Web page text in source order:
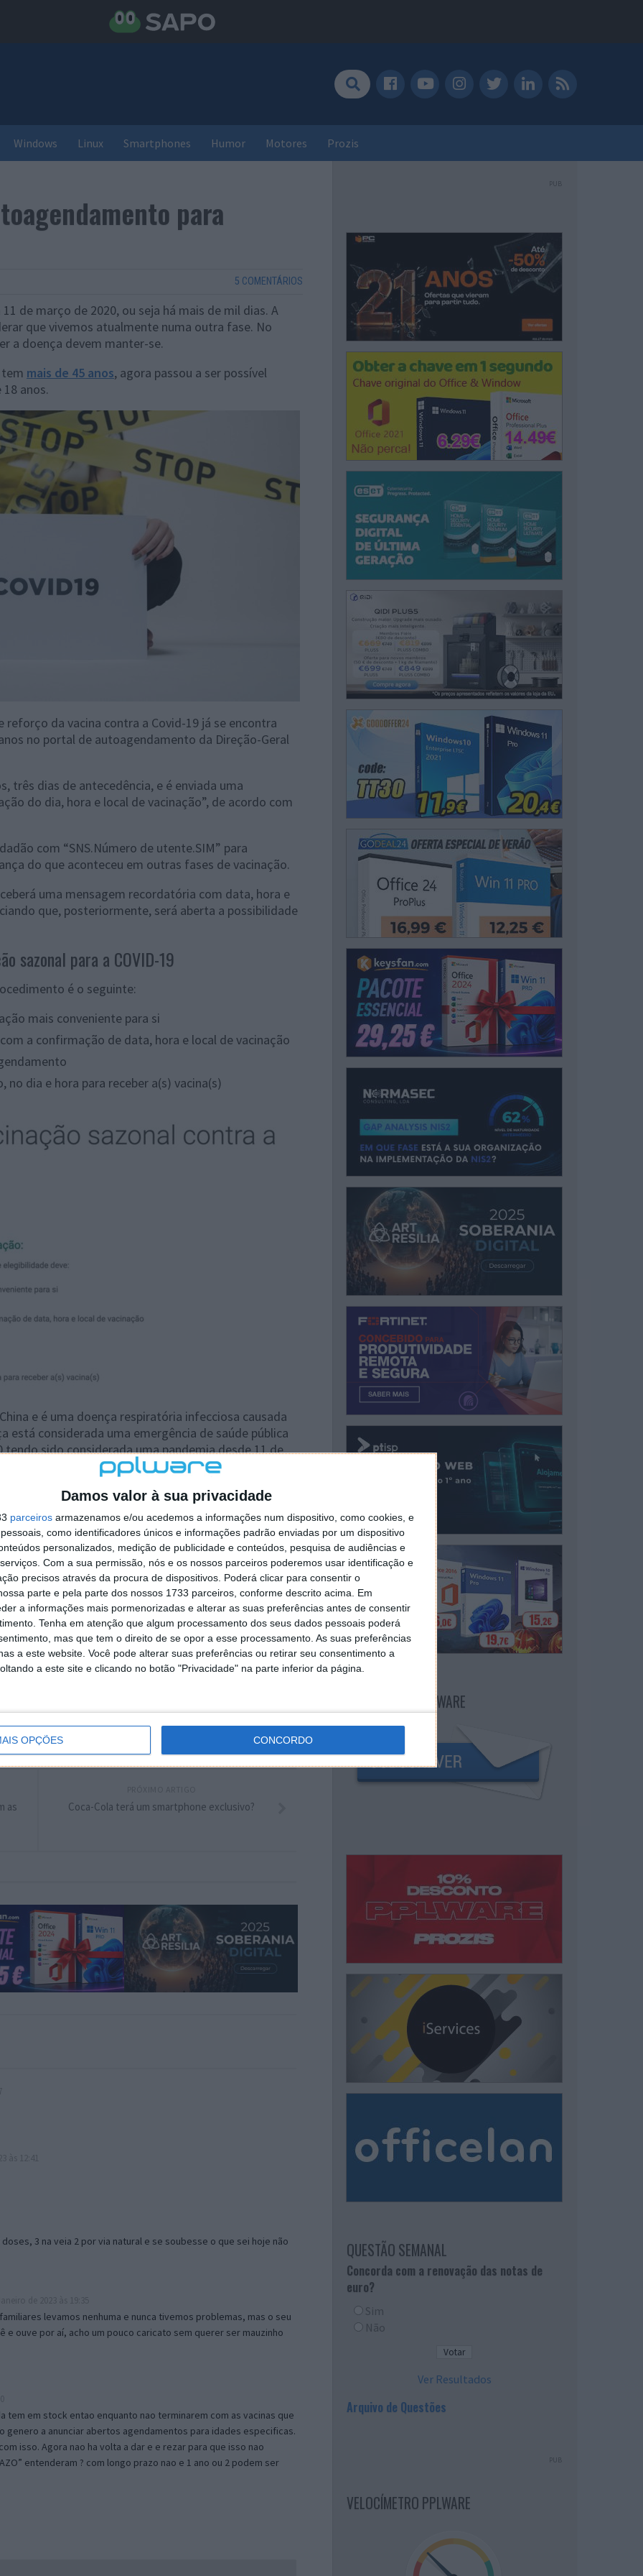
Damos valor à sua privacidade
parceiros armazenamos e/ou acedemos a informações num dispositivo, como cookies, e
como identificadores únicos e informações padrão enviadas por um dispositivo
personalizados, medição de publicidade e conteúdos, pesquisa de audiências e
Com a sua permissão, nós e os nossos parceiros poderemos usar identificação e
precisos através da procura de dispositivos. Poderá clicar para consentir o
parte e pela parte dos nossos 1733 parceiros, conforme descrito acima. Em
a informações mais pormenorizadas e alterar as suas preferências antes de consentir
Tenha em atenção que algum processamento dos seus dados pessoais poderá
mas que tem o direito de se opor a esse processamento. As suas preferências
a este website. Você pode alterar suas preferências ou retirar seu consentimento a
a este site e clicando no botão "Privacidade" na parte inferior da página.
OPÇÕES CONCORDO
Windows Linux Smartphones Humor Motores Prozis
para
5 COMENTÁRIOS
de março de 2020, ou seja há mais de mil dias. A
que vivemos atualmente numa outra fase. No
a doença devem manter-se.
mais de 45 anos, agora passou a ser possível
anos.
da vacina contra a Covid-19 já se encontra
no portal de autoagendamento da Direção-Geral
três dias de antecedência, e é enviada uma
do dia, hora e local de vacinação”, de acordo com
com “SNS.Número de utente.SIM” para
do que aconteceu em outras fases de vacinação.
uma mensagem recordatória com data, hora e
que, posteriormente, será aberta a possibilidade
sazonal para a COVID-19
é o seguinte:
mais conveniente para si
a confirmação de data, hora e local de vacinação
no dia e hora para receber a(s) vacina(s)
e é uma doença respiratória infecciosa causada
está considerada uma emergência de saúde pública
sido considerada uma pandemia desde 11 de
tem mais de um ano
no Google Notícias
Pedro Pinto
Coca-Cola terá um smartphone exclusivo?
as
3 na veia 2 por via natural e se soubesse o que sei hoje não
levamos nenhuma e nunca tivemos problemas, mas o seu
e ouve por aí, acho um pouco caricato sem querer ser mauzinho
tem em stock entao enquanto nao terminarem com as vacinas que
genero a anunciar abertos agendamentos para idades especificas.
isso. Agora nao ha volta a dar e e rezar para que isso nao
entenderam ? com longo prazo nao e 1 ano ou 2 podem ser
PUB
NEWSLETTER PPLWARE
QUESTÃO SEMANAL
Concorda com a renovação das notas de
euro?
Sim
Não
Ver Resultados
Arquivo de Questões
PUB
VELOCÍMETRO PPLWARE